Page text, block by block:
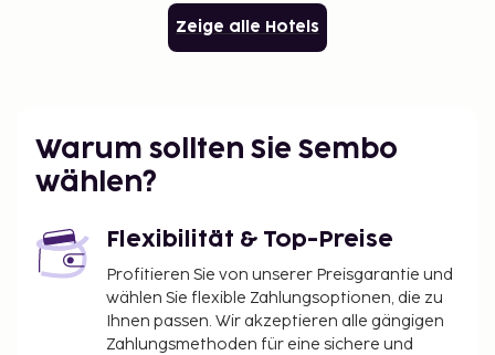
Zeige alle Hotels
Warum sollten Sie Sembo
wählen?
Flexibilität & Top-Preise
Profitieren Sie von unserer Preisgarantie und
wählen Sie flexible Zahlungsoptionen, die zu
Ihnen passen. Wir akzeptieren alle gängigen
Zahlungsmethoden für eine sichere und